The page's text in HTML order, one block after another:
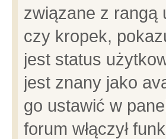
związane z rangą
czy kropek,
jest status
jest znany jako
go ustawić w
forum włączył